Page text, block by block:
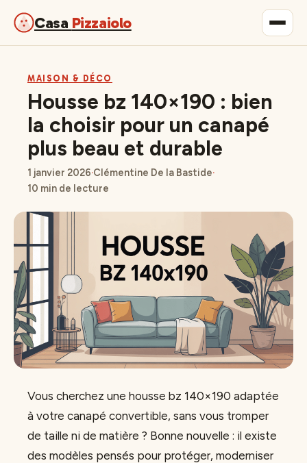
Casa Pizzaiolo
Maison & Déco
Lifestyle
MAISON & DÉCO
Housse bz 140×190 : bien
la choisir pour un canapé
plus beau et durable
1 janvier 2026·Clémentine De la Bastide·
10 min de lecture
Vous cherchez une housse bz 140×190 adaptée
à votre canapé convertible, sans vous tromper
de taille ni de matière ? Bonne nouvelle : il existe
des modèles pensés pour protéger, moderniser